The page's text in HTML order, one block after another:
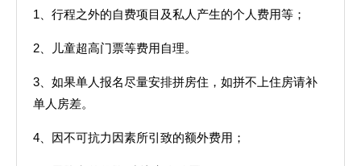
1、行程之外的自费项目及私人产生的个人费用等；
2、儿童超高门票等费用自理。
3、如果单人报名尽量安排拼房住，如拼不上住房请补
单人房差。
4、因不可抗力因素所引致的额外费用；